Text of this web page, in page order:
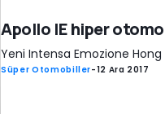
Apollo IE hiper
Yeni Intensa Emozione
Süper Otomobiller-12 Ara 2017